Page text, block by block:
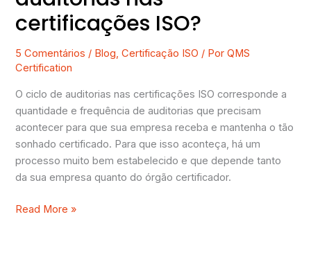
certificações ISO?
5 Comentários / Blog,Certificação ISO / PorQMS
Certification
O ciclo de auditorias nas certificações ISO corresponde a
quantidade e frequência de auditorias que precisam
acontecer para que sua empresa receba e mantenha o tão
sonhado certificado. Para que isso aconteça, há um
processo muito bem estabelecido e que depende tanto
da sua empresa quanto do órgão certificador.
Read More »